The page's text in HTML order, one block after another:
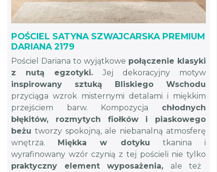
POŚCIEL SATYNA SZWAJCARSKA PREMIUM
DARIANA 2179
Pościel Dariana to wyjątkowe połączenie klasyki
z nutą egzotyki. Jej dekoracyjny motyw
inspirowany sztuką Bliskiego Wschodu
przyciąga wzrok misternymi detalami i miękkim
przejściem barw. Kompozycja chłodnych
błękitów, rozmytych fiołków i piaskowego
beżu tworzy spokojną, ale niebanalną atmosferę
wnętrza. Miękka w dotyku tkanina i
wyrafinowany wzór czynią z tej pościeli nie tylko
praktyczny element wyposażenia, ale też